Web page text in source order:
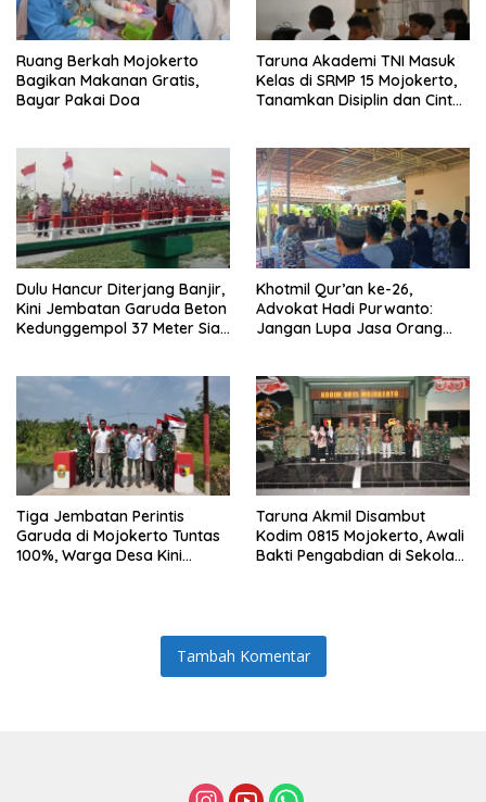
Ruang Berkah Mojokerto
Bagikan Makanan Gratis,
Bayar Pakai Doa
Taruna Akademi TNI Masuk
Kelas di SRMP 15 Mojokerto,
Tanamkan Disiplin dan Cinta
Dulu Hancur Diterjang Banjir,
Kini Jembatan Garuda Beton
Kedunggempol 37 Meter Siap
Khotmil Qur’an ke-26,
Advokat Hadi Purwanto:
Jangan Lupa Jasa Orang
Tiga Jembatan Perintis
Garuda di Mojokerto Tuntas
100%, Warga Desa Kini
Taruna Akmil Disambut
Kodim 0815 Mojokerto, Awali
Bakti Pengabdian di Sekolah
Tambah Komentar